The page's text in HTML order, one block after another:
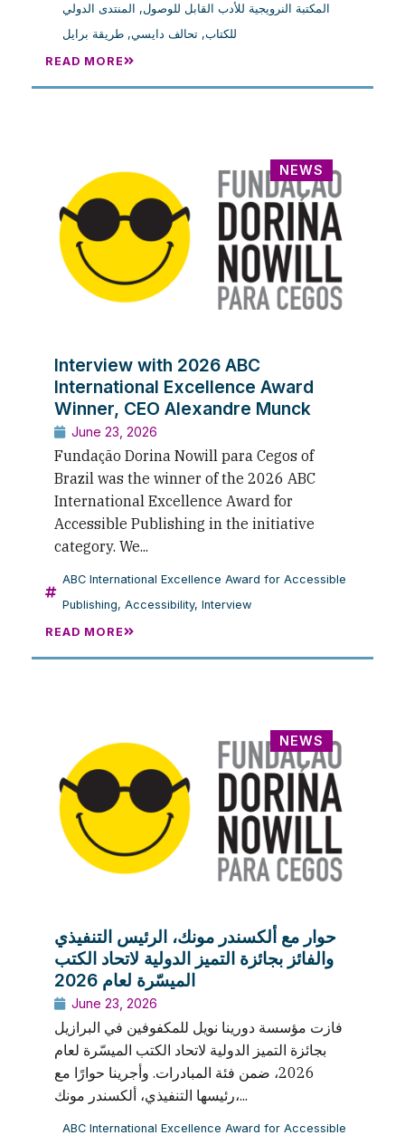
المكتبة النرويجية للأدب القابل للوصول, المنتدى الدولي
للكتاب, تحالف دايسي, طريقة برايل
READ MORE
NEWS
Interview with 2026 ABC
International Excellence Award
Winner, CEO Alexandre Munck
June 23, 2026
Fundação Dorina Nowill para Cegos of
Brazil was the winner of the 2026 ABC
International Excellence Award for
Accessible Publishing in the initiative
category. We...
ABC International Excellence Award for Accessible
Publishing, Accessibility, Interview
READ MORE
NEWS
حوار مع ألكسندر مونك، الرئيس التنفيذي
والفائز بجائزة التميز الدولية لاتحاد الكتب
الميسّرة لعام 2026
June 23, 2026
فازت مؤسسة دورينا نويل للمكفوفين في البرازيل
بجائزة التميز الدولية لاتحاد الكتب الميسّرة لعام
2026، ضمن فئة المبادرات. وأجرينا حوارًا مع
رئيسها التنفيذي، ألكسندر مونك،...
ABC International Excellence Award for Accessible